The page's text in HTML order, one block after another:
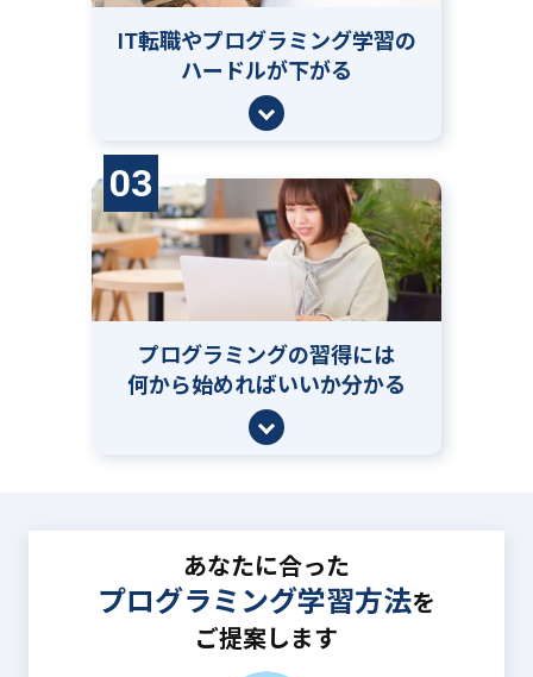
IT転職やプログラミング学習の
ハードルが下がる
03
プログラミングの習得には
何から始めればいいか分かる
あなたに合った
プログラミング学習方法を
ご提案します